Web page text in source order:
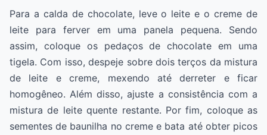
Para a calda de chocolate, leve o leite e o creme de
leite para ferver em uma panela pequena. Sendo
assim, coloque os pedaços de chocolate em uma
tigela. Com isso, despeje sobre dois terços da mistura
de leite e creme, mexendo até derreter e ficar
homogêneo. Além disso, ajuste a consistência com a
mistura de leite quente restante. Por fim, coloque as
sementes de baunilha no creme e bata até obter picos